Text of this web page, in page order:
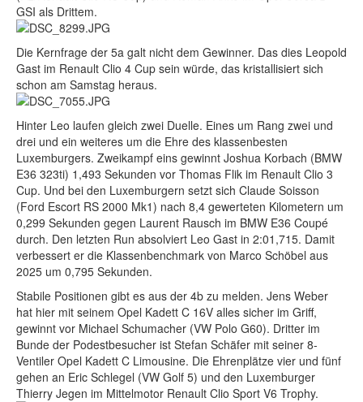
GSI als Drittem.
Die Kernfrage der 5a galt nicht dem Gewinner. Das dies Leopold
Gast im Renault Clio 4 Cup sein würde, das kristallisiert sich
schon am Samstag heraus.
Hinter Leo laufen gleich zwei Duelle. Eines um Rang zwei und
drei und ein weiteres um die Ehre des klassenbesten
Luxemburgers. Zweikampf eins gewinnt Joshua Korbach (BMW
E36 323ti) 1,493 Sekunden vor Thomas Flik im Renault Clio 3
Cup. Und bei den Luxemburgern setzt sich Claude Soisson
(Ford Escort RS 2000 Mk1) nach 8,4 gewerteten Kilometern um
0,299 Sekunden gegen Laurent Rausch im BMW E36 Coupé
durch. Den letzten Run absolviert Leo Gast in 2:01,715. Damit
verbessert er die Klassenbenchmark von Marco Schöbel aus
2025 um 0,795 Sekunden.
Stabile Positionen gibt es aus der 4b zu melden. Jens Weber
hat hier mit seinem Opel Kadett C 16V alles sicher im Griff,
gewinnt vor Michael Schumacher (VW Polo G60). Dritter im
Bunde der Podestbesucher ist Stefan Schäfer mit seiner 8-
Ventiler Opel Kadett C Limousine. Die Ehrenplätze vier und fünf
gehen an Eric Schlegel (VW Golf 5) und den Luxemburger
Thierry Jegen im Mittelmotor Renault Clio Sport V6 Trophy.